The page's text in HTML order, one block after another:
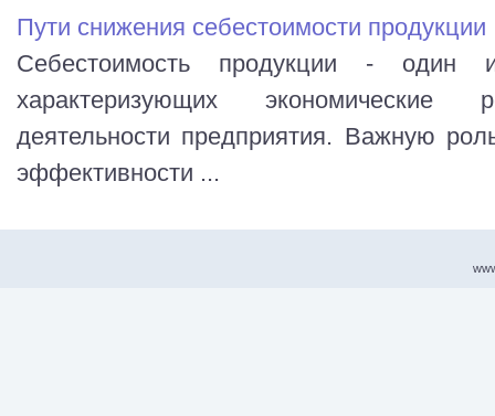
Пути снижения себестоимости продукции
Себестоимость продукции - один
характеризующих экономические
деятельности предприятия. Важную
эффективности ...